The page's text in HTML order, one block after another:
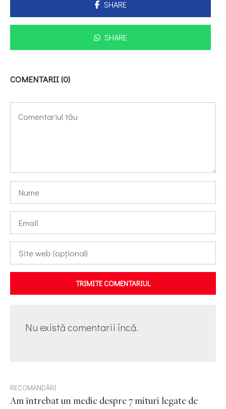
SHARE
SHARE
COMENTARII (0)
TRIMITE COMENTARIUL
Nu există comentarii încă.
RECOMANDĂRI
Am întrebat un medic despre 7 mituri legate de